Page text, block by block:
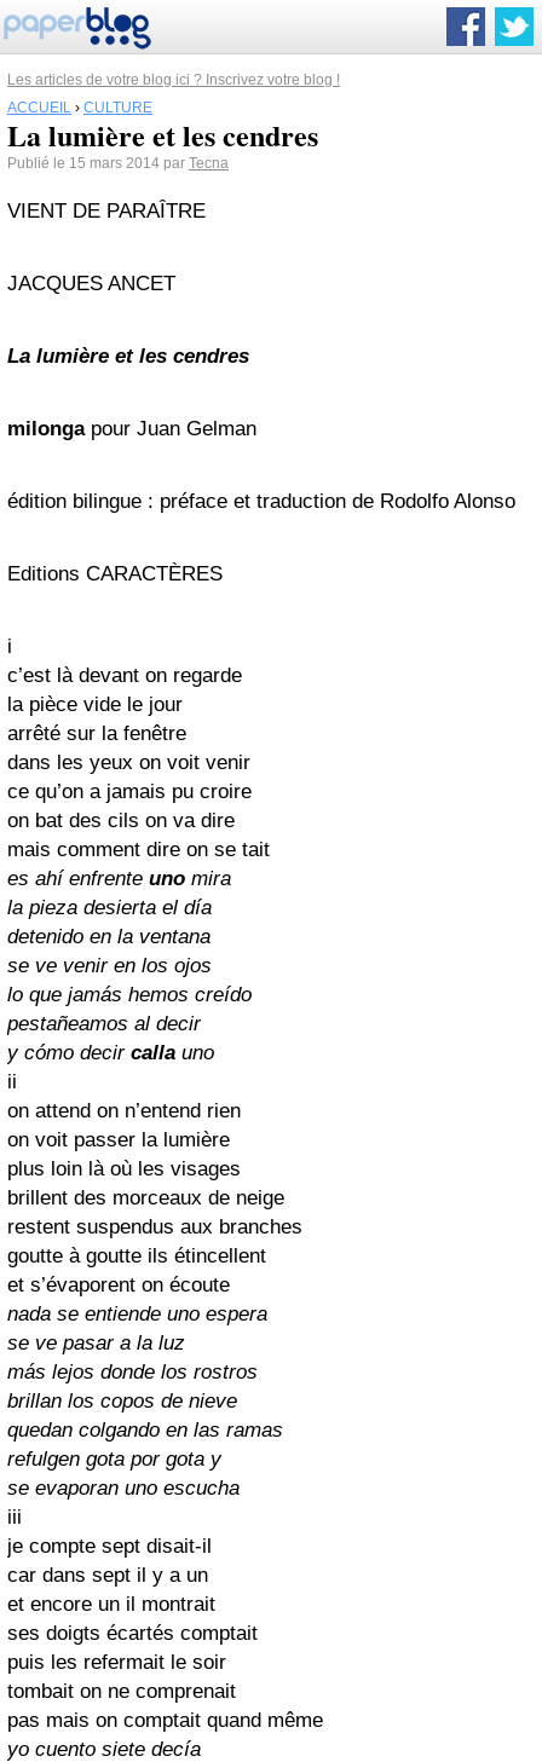
Les articles de votre blog ici ? Inscrivez votre blog !
ACCUEIL › CULTURE
La lumière et les cendres
Publié le 15 mars 2014 par Tecna
VIENT DE PARAÎTRE
JACQUES ANCET
La lumière et les cendres
milongapour Juan Gelman
édition bilingue : préface et traduction de Rodolfo Alonso
Editions CARACTÈRES
i
c’est là devant on regarde
la pièce vide le jour
arrêté sur la fenêtre
dans les yeux on voit venir
ce qu’on a jamais pu croire
on bat des cils on va dire
mais comment dire on se tait
es ahí enfrente uno mira
la pieza desierta el día
detenido en la ventana
se ve venir en los ojos
lo que jamás hemos creído
pestañeamos al decir
y cómo decir calla uno
ii
on attend on n’entend rien
on voit passer la lumière
plus loin là où les visages
brillent des morceaux de neige
restent suspendus aux branches
goutte à goutte ils étincellent
et s’évaporent on écoute
nada se entiende uno espera
se ve pasar a la luz
más lejos donde los rostros
brillan los copos de nieve
quedan colgando en las ramas
refulgen gota por gota y
se evaporan uno escucha
iii
je compte sept disait-il
car dans sept il y a un
et encore un il montrait
ses doigts écartés comptait
puis les refermait le soir
tombait on ne comprenait
pas mais on comptait quand même
yo cuento siete decía